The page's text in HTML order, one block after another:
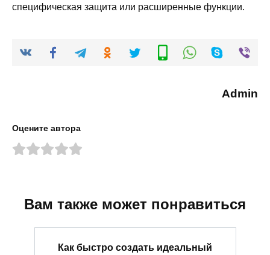
специфическая защита или расширенные функции.
Admin
Оцените автора
Вам также может понравиться
Как быстро создать идеальный